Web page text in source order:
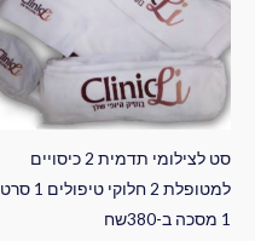
סט לצילומי תדמית 2 כיסויים
למטופלת 2 חלוקי טיפולים 1 סרט
1 מסכה ב-380שח